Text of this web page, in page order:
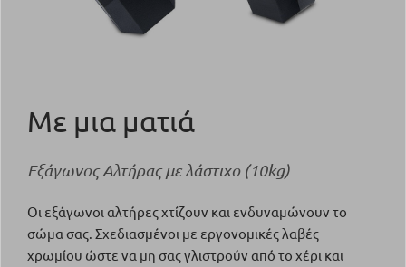
Με μια ματιά
Εξάγωνος Αλτήρας με λάστιχο (10kg)
Οι εξάγωνοι αλτήρες χτίζουν και ενδυναμώνουν το
σώμα σας. Σχεδιασμένοι με εργονομικές λαβές
χρωμίου ώστε να μη σας γλιστρούν από το χέρι και